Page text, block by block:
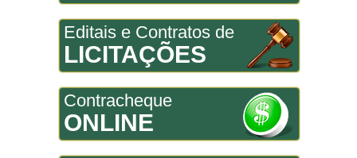
Editais e Contratos de
LICITAÇÕES
Contracheque
ONLINE